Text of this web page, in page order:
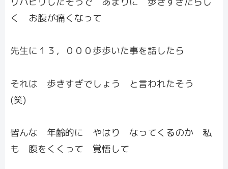
く お腹が痛くなって
先生に１３，０００歩歩いた事を話したら
それは 歩きすぎでしょう と言われたそう
(笑)
皆んな 年齢的に やはり なってくるのか 私
も 腹をくくって 覚悟して